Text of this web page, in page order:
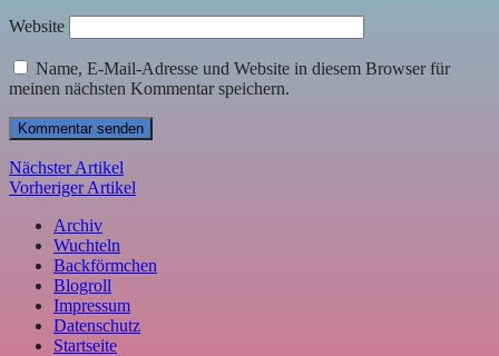
Website
Name, E-Mail-Adresse und Website in diesem Browser für
meinen nächsten Kommentar speichern.
Nächster Artikel
Vorheriger Artikel
Archiv
Wuchteln
Backförmchen
Blogroll
Impressum
Datenschutz
Startseite